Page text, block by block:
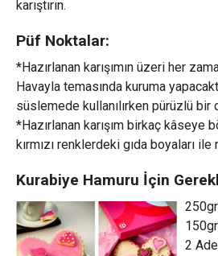
karıştırın.
Püf Noktalar:
*Hazırlanan karışımın üzeri her
Havayla temasında kuruma
süslemede kullanılırken pürüzlü bir
*Hazırlanan karışım birkaç kâseye
kırmızı renklerdeki gıda boyaları
Kurabiye Hamuru İçin
2